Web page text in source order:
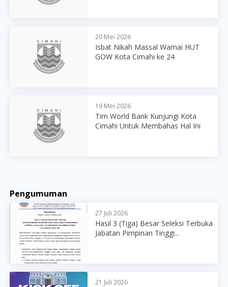
20 Mei 2026
Isbat Nikah Massal Warnai HUT
GOW Kota Cimahi ke 24
19 Mei 2026
Tim World Bank Kunjungi Kota
Cimahi Untuk Membahas Hal Ini
Pengumuman
27 Juli 2026
Hasil 3 (Tiga) Besar Seleksi Terbuka
Jabatan Pimpinan Tinggi...
21 Juli 2026